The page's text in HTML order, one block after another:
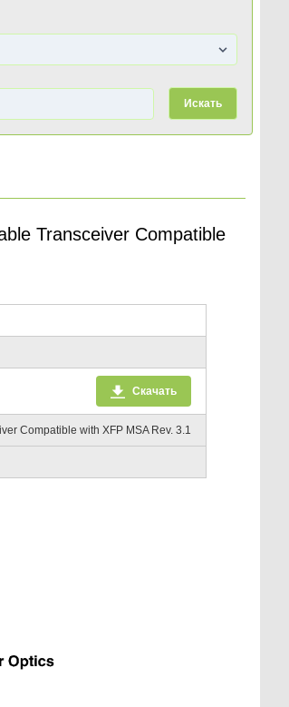
Искать
Transceiver Compatible
Скачать
Compatible with XFP MSA Rev. 3.1